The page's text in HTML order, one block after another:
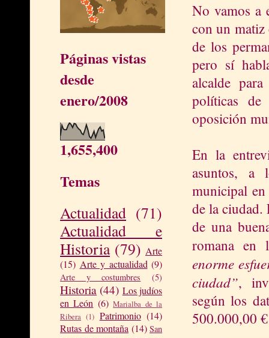
Páginas vistas
desde
enero/2008
1,655,400
Temas
Actualidad (71)
Actualidad e
Historia (79) Arte
(15) Arte y actualidad (9)
Arte y costumbres (5)
Historia (44) Los judíos
en León (6) Marialba de la
Ribera (1) Patrimonio (14)
Rutas de montaña (14) San
No vamos a
con un matiz
de los
pero sí
alcalde
políticas
oposición
En la
asuntos, a
municipal
de la ciudad.
de una
romana en
enorme
ciudad”,
según los
500.000,00